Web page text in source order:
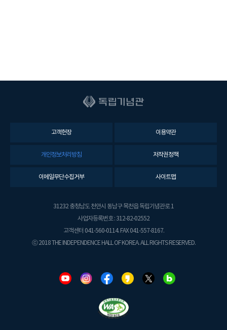
고객헌장 이용약관
개인정보처리방침 저작권정책
이메일무단수집거부 사이트맵
31232 충청남도 천안시 동남구 목천읍 독립기념관로 1
사업자등록번호 : 312-82-02552
고객센터 041-560-0114. FAX 041-557-8167.
ⓒ 2018 THE INDEPENDENCE HALL OF KOREA. ALL RIGHTS RESERVED.